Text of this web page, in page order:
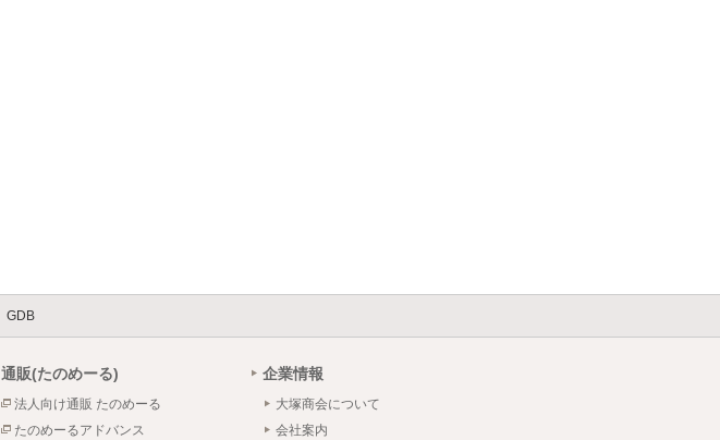
GDB
通販(たのめーる)
法人向け通販 たのめーる
たのめーるアドバンス
企業情報
大塚商会について
会社案内